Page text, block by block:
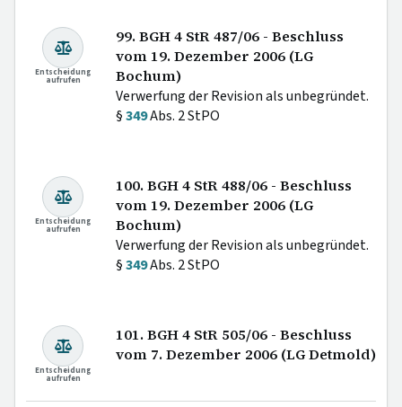
Entscheidung
aufrufen
99. BGH 4 StR 487/06 - Beschluss
vom 19. Dezember 2006 (LG
Bochum)
Verwerfung der Revision als unbegründet.
§349Abs. 2 StPO
Entscheidung
aufrufen
100. BGH 4 StR 488/06 - Beschluss
vom 19. Dezember 2006 (LG
Bochum)
Verwerfung der Revision als unbegründet.
§349Abs. 2 StPO
Entscheidung
aufrufen
101. BGH 4 StR 505/06 - Beschluss
vom 7. Dezember 2006 (LG Detmold)